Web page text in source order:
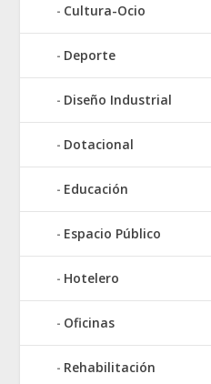
Cultura-Ocio
Deporte
Diseño Industrial
Dotacional
Educación
Espacio Público
Hotelero
Oficinas
Rehabilitación